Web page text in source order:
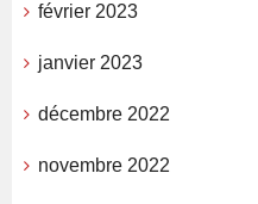
février 2023
janvier 2023
décembre 2022
novembre 2022